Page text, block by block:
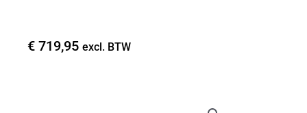
€ 719,95 excl. BTW